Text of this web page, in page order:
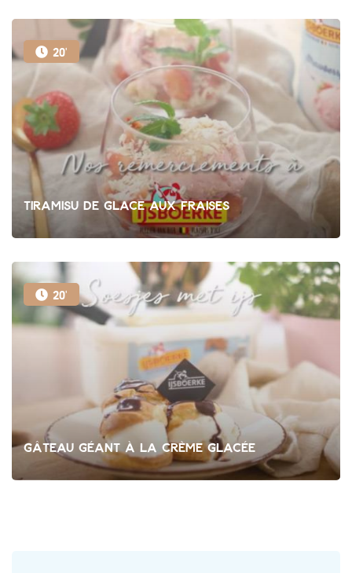
20'
Tiramisu de Glace aux fraises
20'
Gâteau géant à la crème glacée